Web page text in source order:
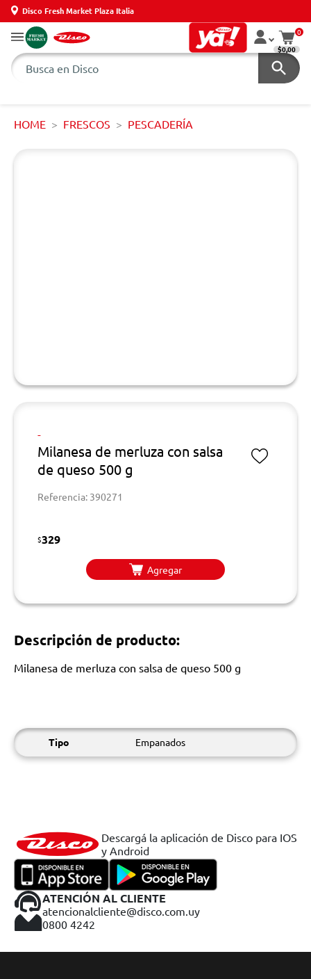
Disco Fresh Market Plaza Italia
0
$0,00
HOME FRESCOS PESCADERÍA
-
Milanesa de merluza con salsa
de queso 500 g
Referencia: 390271
$329
Agregar
Descripción de producto:
Milanesa de merluza con salsa de queso 500 g
Tipo Empanados
Descargá la aplicación de Disco para IOS
y Android
ATENCIÓN AL CLIENTE
atencionalcliente@disco.com.uy
0800 4242